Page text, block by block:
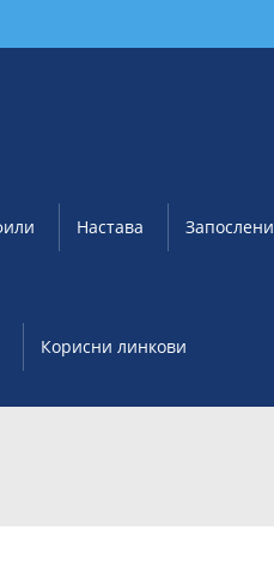
Настава Запослени
Корисни линкови